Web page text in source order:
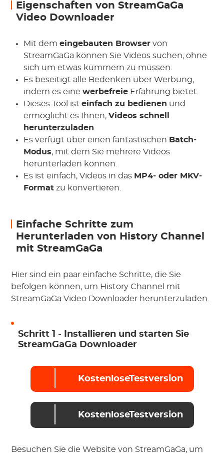
Eigenschaften von StreamGaGa
Video Downloader
Mit demeingebauten Browser von
StreamGaGa können Sie Videos suchen, ohne
sich um etwas kümmern zu müssen.
Es beseitigt alle Bedenken über Werbung,
indem es einewerbefreie Erfahrung bietet.
Dieses Tool isteinfach zu bedienen und
ermöglicht es Ihnen,Videos schnell
herunterzuladen
Es verfügt über einen fantastischen Batch-
Modus, mit dem Sie mehrere Videos
herunterladen können.
Es ist einfach, Videos in das MP4- oder MKV-
Format zu konvertieren.
Einfache Schritte zum
Herunterladen von History Channel
mit StreamGaGa
Hier sind ein paar einfache Schritte, die Sie
befolgen können, um History Channel mit
StreamGaGa Video Downloader herunterzuladen.
Schritt 1 - Installieren und starten Sie
StreamGaGa Downloader
KostenloseTestversion
KostenloseTestversion
Besuchen Sie die Website von StreamGaGa, um